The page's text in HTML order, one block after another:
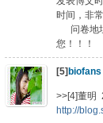
时间，非
问卷地
您！！！
[5] biofans
>>[4]董明
http://